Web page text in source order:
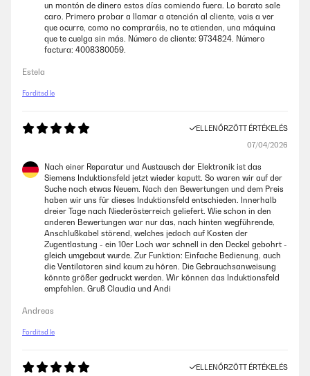
un montón de dinero estos días comiendo fuera. Lo barato sale
caro. Primero probar a llamar a atención al cliente, vais a ver
que ocurre, como no compraréis, no te atienden, una máquina
que te cuelga sin más. Número de cliente: 9734824. Número
factura: 4008380059.
Estela
Fordítsd le
ELLENŐRZÖTT ÉRTÉKELÉS
07/04/2026
Nach einer Reparatur und Austausch der Elektronik ist das
Siemens Induktionsfeld jetzt wieder kaputt. So waren wir auf der
Suche nach etwas Neuem. Nach den Bewertungen und dem Preis
haben wir uns für dieses Induktionsfeld entschieden. Innerhalb
dreier Tage nach Niederösterreich geliefert. Wie schon in den
anderen Bewertungen war nur das, nach hinten wegführende,
Anschlußkabel störend, welches jedoch auf Kosten der
Zugentlastung - ein 10er Loch war schnell in den Deckel gebohrt -
gleich umgebaut wurde. Zur Funktion: Einfache Bedienung, auch
die Ventilatoren sind kaum zu hören. Die Gebrauchsanweisung
könnte größer gedruckt werden. Wir können das Induktionsfeld
empfehlen. Gruß Claudia und Andi
Andreas
Fordítsd le
ELLENŐRZÖTT ÉRTÉKELÉS